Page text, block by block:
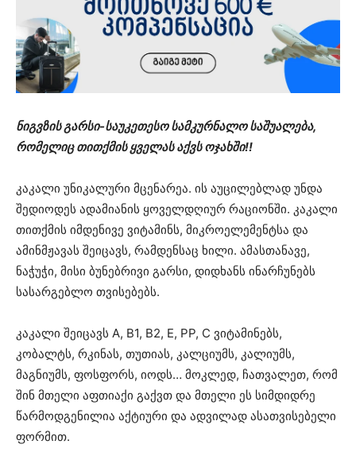
ნიგვზის გარსი-საუკეთესო სამკურნალო საშუალება,
რომელიც თითქმის ყველას აქვს ოჯახში!!
კაკალი უნიკალური მცენარეა. ის აუცილებლად უნდა
შედიოდეს ადამიანის ყოველდღიურ რაციონში. კაკალი
თითქმის იმდენივე ვიტამინს, მიკროელემენტსა და
ამინმჟავას შეიცავს, რამდენსაც ხილი. ამასთანავე,
ნაჭუჭი, მისი ბუნებრივი გარსი, დიდხანს ინარჩუნებს
სასარგებლო თვისებებს.
კაკალი შეიცავს A, B1, B2, E, PP, C ვიტამინებს,
კობალტს, რკინას, თუთიას, კალციუმს, კალიუმს,
მაგნიუმს, ფოსფორს, იოდს… მოკლედ, ჩათვალეთ, რომ
შინ მთელი აფთიაქი გაქვთ და მთელი ეს სიმდიდრე
წარმოდგენილია აქტიური და ადვილად ასათვისებელი
ფორმით.